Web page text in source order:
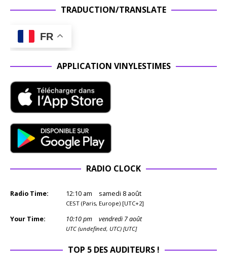
TRADUCTION/TRANSLATE
FR
APPLICATION VINYLESTIMES
RADIO CLOCK
Radio Time: 12:10 am samedi 8 août
CEST (Paris, Europe) [UTC+2]
Your Time: 10:10pm vendredi 7 août
UTC (undefined, UTC) [UTC]
TOP 5 DES AUDITEURS !